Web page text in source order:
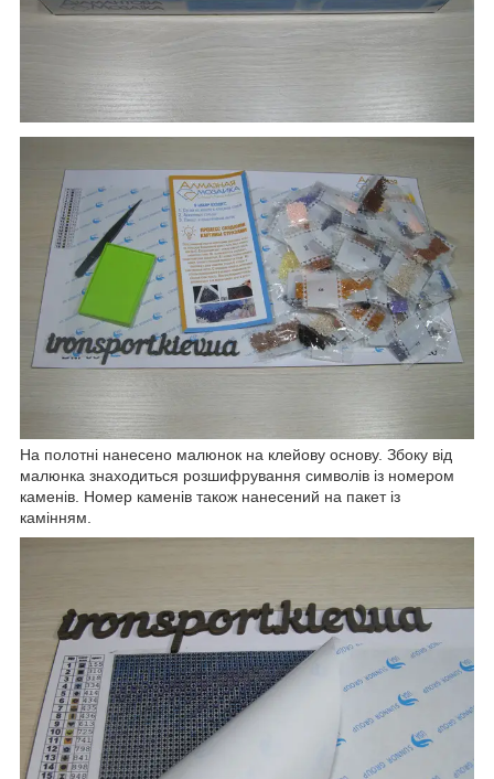
На полотні нанесено малюнок на клейову основу. Збоку від
малюнка знаходиться розшифрування символів із номером
каменів. Номер каменів також нанесений на пакет із
камінням.